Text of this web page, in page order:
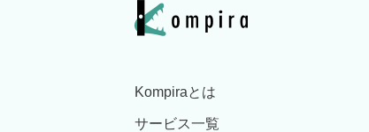
Kompiraとは
サービス一覧